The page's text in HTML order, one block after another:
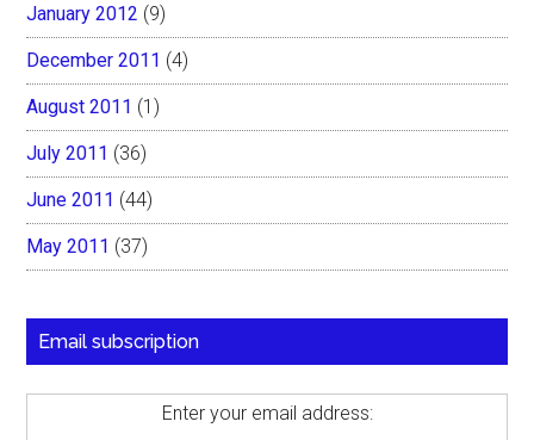
January 2012 (9)
December 2011 (4)
August 2011 (1)
July 2011 (36)
June 2011 (44)
May 2011 (37)
Email subscription
Enter your email address: